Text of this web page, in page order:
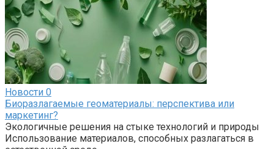
Новости 0
Биоразлагаемые геоматериалы: перспектива или
маркетинг?
Экологичные решения на стыке технологий и природы
Использование материалов, способных разлагаться в